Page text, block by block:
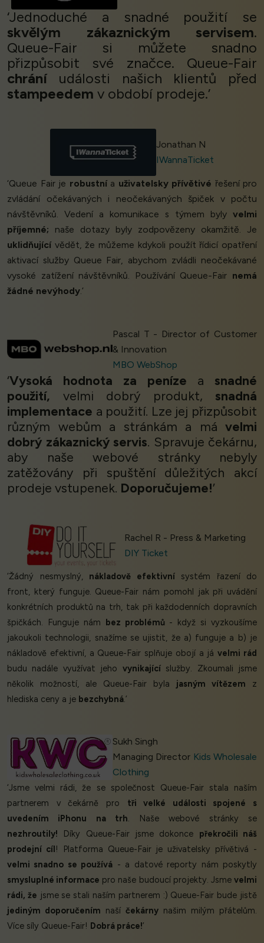
‘Jednoduché a snadné použití se
skvělým zákaznickým servisem.
Queue-Fair si můžete snadno
přizpůsobit své značce. Queue-Fair
chráníudálosti našich klientů před
stampeedem v období prodeje.’
Jonathan N
IWannaTicket
‘Queue Fair je robustnía uživatelsky přívětivé řešení pro
zvládání očekávaných i neočekávaných špiček v počtu
návštěvníků. Vedení a komunikace s týmem byly velmi
příjemné; naše dotazy byly zodpovězeny okamžitě. Je
uklidňujícívědět, že můžeme kdykoli použít řídicí opatření
aktivací služby Queue Fair, abychom zvládli neočekávané
vysoké zatížení návštěvníků. Používání Queue-Fair nemá
žádné nevýhody.’
Pascal T - Director of Customer
& Innovation
MBO WebShop
‘Vysoká hodnota za peníze a snadné
použití, velmi dobrý produkt, snadná
implementace a použití. Lze jej přizpůsobit
různým webům a stránkám a má velmi
dobrý zákaznický servis. Spravuje čekárnu,
aby naše webové stránky nebyly
zatěžovány při spuštění důležitých akcí
prodeje vstupenek. Doporučujeme!’
Rachel R - Press & Marketing
DIY Ticket
‘Žádný nesmyslný, nákladově efektivnísystém řazení do
front, který funguje. Queue-Fair nám pomohl jak při uvádění
konkrétních produktů na trh, tak při každodenních dopravních
špičkách. Funguje nám
bez problémů- když si vyzkoušíme
jakoukoli technologii, snažíme se ujistit, že a) funguje a b) je
nákladově efektivní, a Queue-Fair splňuje obojí a jávelmi rád
budu nadále využívat jeho vynikajícíslužby. Zkoumali jsme
několik možností, ale Queue-Fair byla jasným vítězem z
hlediska ceny a je bezchybná.’
Sukh Singh
Managing Director Kids Wholesale
Clothing
‘Jsme velmi rádi, že se společnost Queue-Fair stala naším
partnerem v čekárně pro tři velké události spojené s
uvedením iPhonu na trh. Naše webové stránky se
nezhroutily! Díky Queue-Fair jsme dokonce překročili náš
prodejní cíl ! Platforma Queue-Fair je uživatelsky přívětivá -
velmi snadno se používá - a datové reporty nám poskytly
smysluplné informace pro naše budoucí projekty. Jsmevelmi
rádi, že jsme se stali naším partnerem :) Queue-Fair bude jistě
jediným doporučením naší čekárny našim milým přátelům.
Více síly Queue-Fair! Dobrá práce!’